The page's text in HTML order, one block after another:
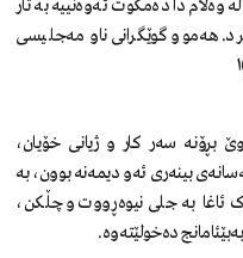
وەڵام دا دەمگوت ئەوەنییە بە تار
هەموو گوێگرانی ناو مەجلیسی
بڕۆنە سەر کار و ژیانی خۆیان،
بینەری ئەو دیمەنە بوون، بە
ئاغا بە جلی نیوەڕووت و چڵکن،
دەخولێتەوە.